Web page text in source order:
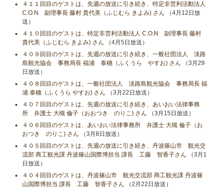
４１１回目のゲストは、先週の放送に引き続き、特定非営利活動法人
C.O.N 副理事長 藤村 貴代美（ふじむら きよみ) さん （4月12日放
送）
４１０回目のゲストは、特定非営利活動法人 C.O.N 副理事長 藤村
貴代美（ふじむら きよみ) さん （4月5日放送）
４０９回目のゲストは、先週の放送に引き続き、一般社団法人 淡路
島観光協会 事務局長 福浦 泰穗（ふくうら やすお) さん （3月29
日放送）
４０８回目のゲストは、一般社団法人 淡路島観光協会 事務局長 福
浦 泰穗（ふくうら やすお) さん （3月22日放送）
４０７回目のゲストは、先週の放送に引き続き、あいおい法律事務
所 弁護士 大槻 倫子（おおつき のりこ) さん （3月15日放送）
４０６回目のゲストは、あいおい法律事務所 弁護士 大槻 倫子（お
おつき のりこ) さん （3月8日放送）
４０５回目のゲストは、先週の放送に引き続き、丹波篠山市 観光交
流部 商工観光課 丹波篠山国際博担当 課長 工藤 智香子さん （3月1
日放送）
４０４回目のゲストは、丹波篠山市 観光交流部 商工観光課 丹波篠
山国際博担当 課長 工藤 智香子さん （2月22日放送）